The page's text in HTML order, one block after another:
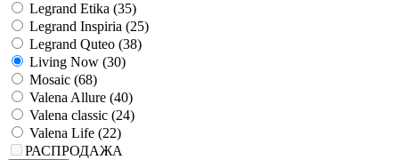
Legrand Etika (35)
Legrand Inspiria (25)
Legrand Quteo (38)
Living Now (30)
Mosaic (68)
Valena Allure (40)
Valena classic (24)
Valena Life (22)
РАСПРОДАЖА